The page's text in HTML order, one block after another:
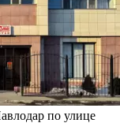
по улице